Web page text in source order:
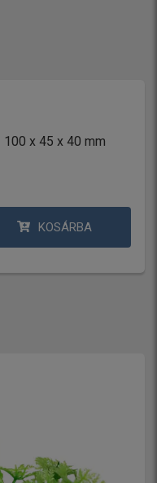
100 x 45 x 40 mm
KOSÁRBA